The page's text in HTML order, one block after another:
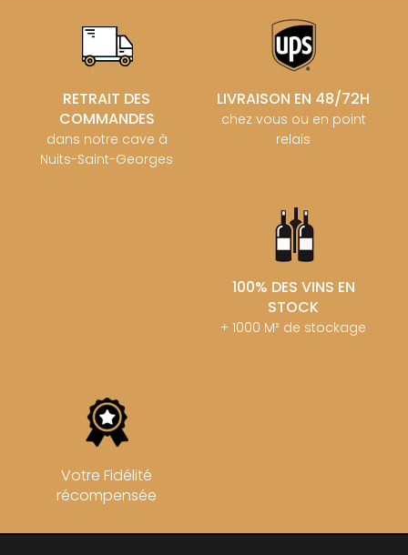
RETRAIT DES
COMMANDES
dans notre cave à
Nuits-Saint-Georges
LIVRAISON EN 48/72H
chez vous ou en point
relais
100% DES VINS EN
STOCK
+ 1000 M² de stockage
Votre Fidélité
récompensée